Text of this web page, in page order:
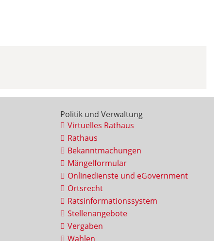
Politik und Verwaltung
Virtuelles Rathaus
Rathaus
Bekanntmachungen
Mängelformular
Onlinedienste und eGovernment
Ortsrecht
Ratsinformationssystem
Stellenangebote
Vergaben
Wahlen